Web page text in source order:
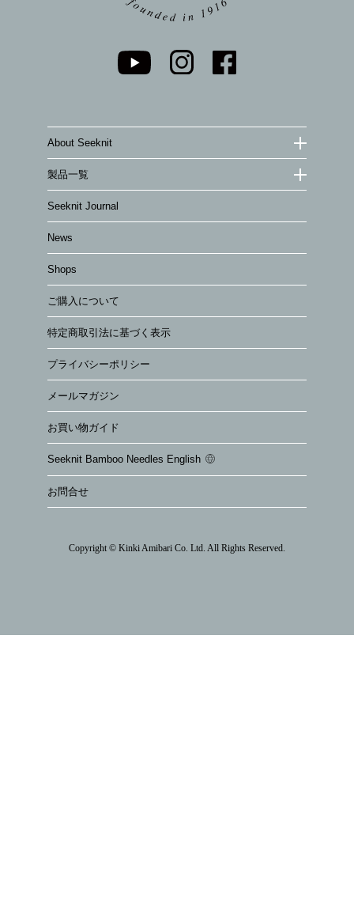
About Seeknit
製品一覧
Seeknit Journal
News
Shops
ご購入について
特定商取引法に基づく表示
プライバシーポリシー
メールマガジン
お買い物ガイド
Seeknit Bamboo Needles English
お問合せ
Copyright © Kinki Amibari Co. Ltd. All Rights Reserved.